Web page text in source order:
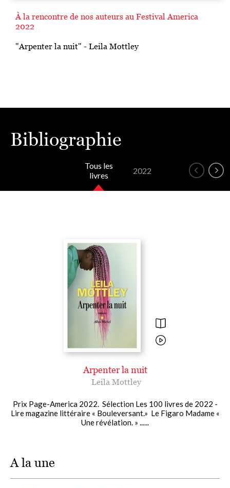
À la rencontre de nos auteurs au Festival America
2022
"Arpenter la nuit" - Leila Mottley
Bibliographie
Tous les
livres
2022
Arpenter la nuit
Leila Mottley
Prix Page-America 2022. Sélection Les 100 livres de 2022 -
Lire magazine littéraire « Bouleversant.» Le Figaro Madame «
Une révélation. » ......
A la une